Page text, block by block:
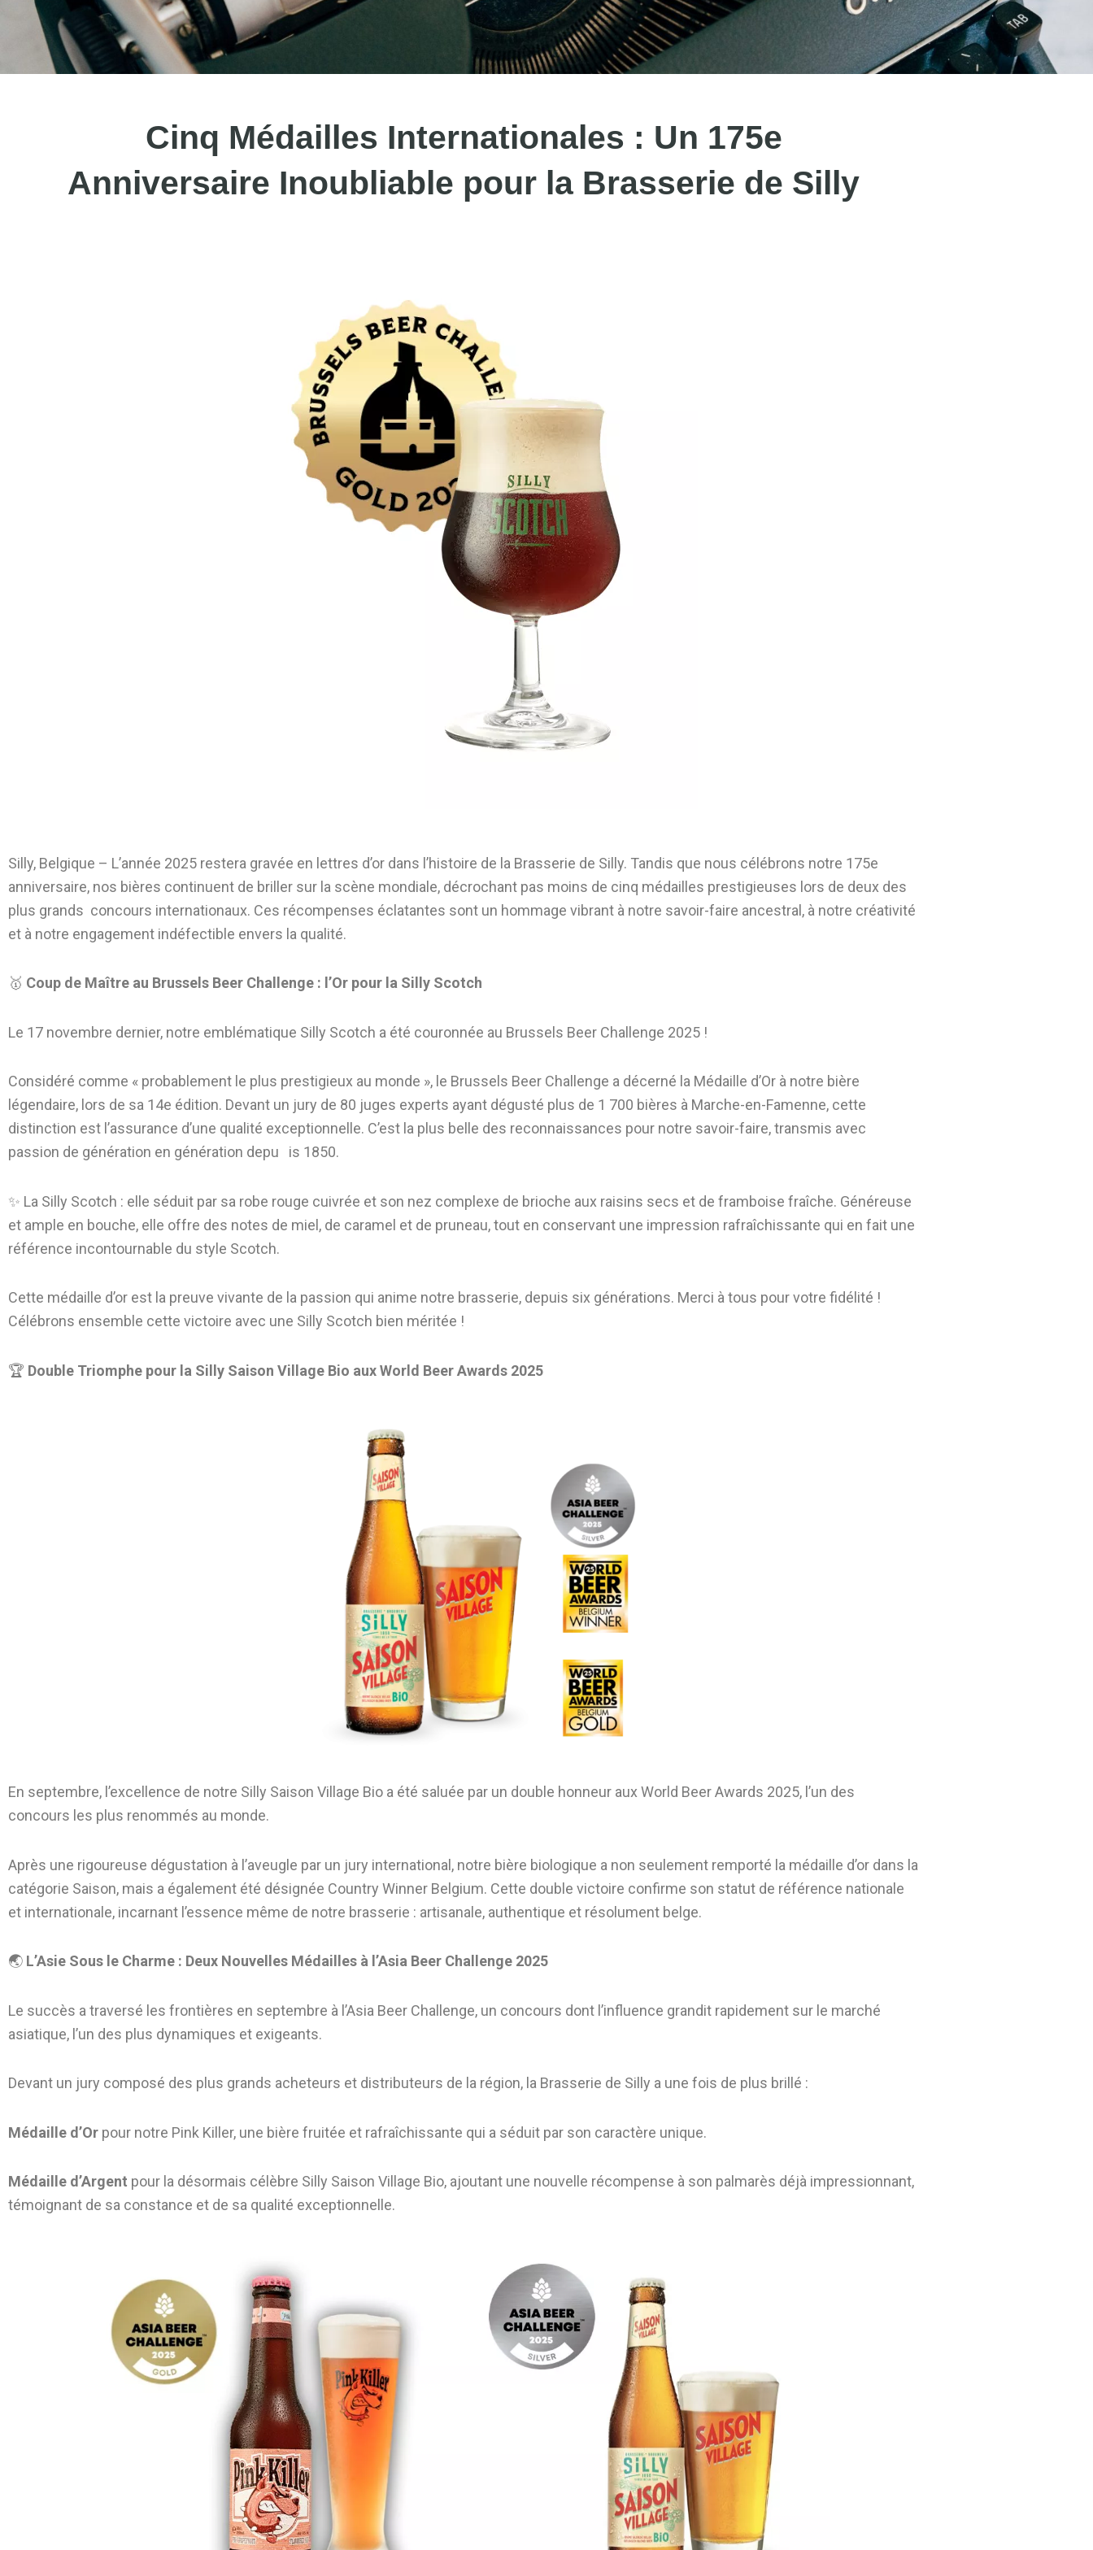
Cinq Médailles Internationales : Un 175e
Anniversaire Inoubliable pour la Brasserie de Silly
Silly, Belgique – L’année 2025 restera gravée en lettres d’or dans l’histoire de la Brasserie de Silly. Tandis que nous célébrons notre 175e
anniversaire, nos bières continuent de briller sur la scène mondiale, décrochant pas moins de cinq médailles prestigieuses lors de deux des
plus grands concours internationaux. Ces récompenses éclatantes sont un hommage vibrant à notre savoir-faire ancestral, à notre créativité
et à notre engagement indéfectible envers la qualité.
🥇 Coup de Maître au Brussels Beer Challenge : l’Or pour la Silly Scotch
Le 17 novembre dernier, notre emblématique Silly Scotch a été couronnée au Brussels Beer Challenge 2025 !
Considéré comme « probablement le plus prestigieux au monde », le Brussels Beer Challenge a décerné la Médaille d’Or à notre bière
légendaire, lors de sa 14e édition. Devant un jury de 80 juges experts ayant dégusté plus de 1 700 bières à Marche-en-Famenne, cette
distinction est l’assurance d’une qualité exceptionnelle. C’est la plus belle des reconnaissances pour notre savoir-faire, transmis avec
passion de génération en génération depu is 1850.
✨ La Silly Scotch : elle séduit par sa robe rouge cuivrée et son nez complexe de brioche aux raisins secs et de framboise fraîche. Généreuse
et ample en bouche, elle offre des notes de miel, de caramel et de pruneau, tout en conservant une impression rafraîchissante qui en fait une
référence incontournable du style Scotch.
Cette médaille d’or est la preuve vivante de la passion qui anime notre brasserie, depuis six générations. Merci à tous pour votre fidélité !
Célébrons ensemble cette victoire avec une Silly Scotch bien méritée !
🏆 Double Triomphe pour la Silly Saison Village Bio aux World Beer Awards 2025
En septembre, l’excellence de notre Silly Saison Village Bio a été saluée par un double honneur aux World Beer Awards 2025, l’un des
concours les plus renommés au monde.
Après une rigoureuse dégustation à l’aveugle par un jury international, notre bière biologique a non seulement remporté la médaille d’or dans la
catégorie Saison, mais a également été désignée Country Winner Belgium. Cette double victoire confirme son statut de référence nationale
et internationale, incarnant l’essence même de notre brasserie : artisanale, authentique et résolument belge.
🌏 L’Asie Sous le Charme : Deux Nouvelles Médailles à l’Asia Beer Challenge 2025
Le succès a traversé les frontières en septembre à l’Asia Beer Challenge, un concours dont l’influence grandit rapidement sur le marché
asiatique, l’un des plus dynamiques et exigeants.
Devant un jury composé des plus grands acheteurs et distributeurs de la région, la Brasserie de Silly a une fois de plus brillé :
Médaille d’Or pour notre Pink Killer, une bière fruitée et rafraîchissante qui a séduit par son caractère unique.
Médaille d’Argent pour la désormais célèbre Silly Saison Village Bio, ajoutant une nouvelle récompense à son palmarès déjà impressionnant,
témoignant de sa constance et de sa qualité exceptionnelle.